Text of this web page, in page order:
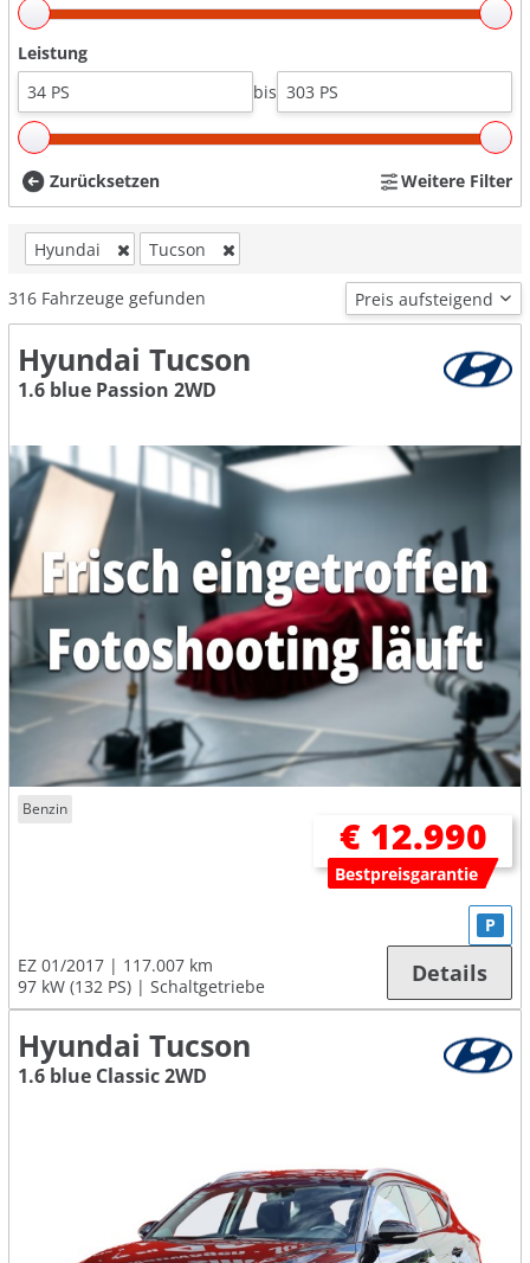
Leistung
bis
Zurücksetzen Weitere Filter
Hyundai Tucson
316 Fahrzeuge gefunden
Hyundai Tucson
1.6 blue Passion 2WD
Benzin
€ 12.990
Bestpreisgarantie
EZ 01/2017
117.007 km
97 kW (132 PS)
Schaltgetriebe
P
Details
Hyundai Tucson
1.6 blue Classic 2WD